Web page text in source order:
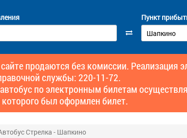
Пункт
продаются без комиссии. Реализация
службы: 220-11-72.
по электронным билетам
был оформлен билет.
Стрелка - Шапкино